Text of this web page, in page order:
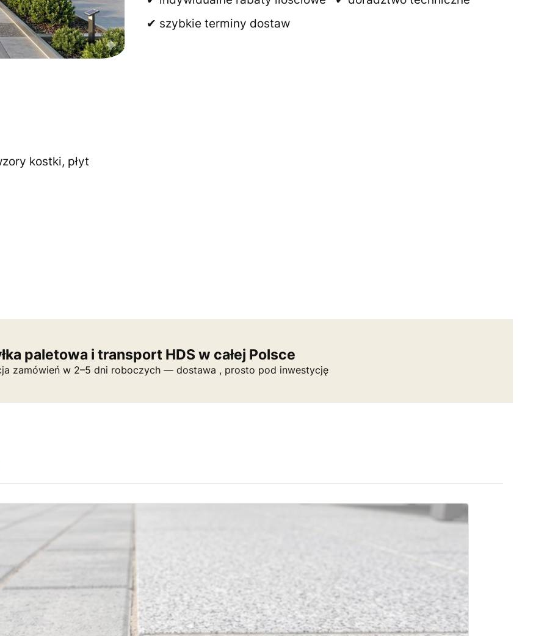
✔ szybkie terminy dostaw
kostki, płyt
paletowa i transport HDS w całej Polsce
zamówień w 2–5 dni roboczych — dostawa , prosto pod inwestycję